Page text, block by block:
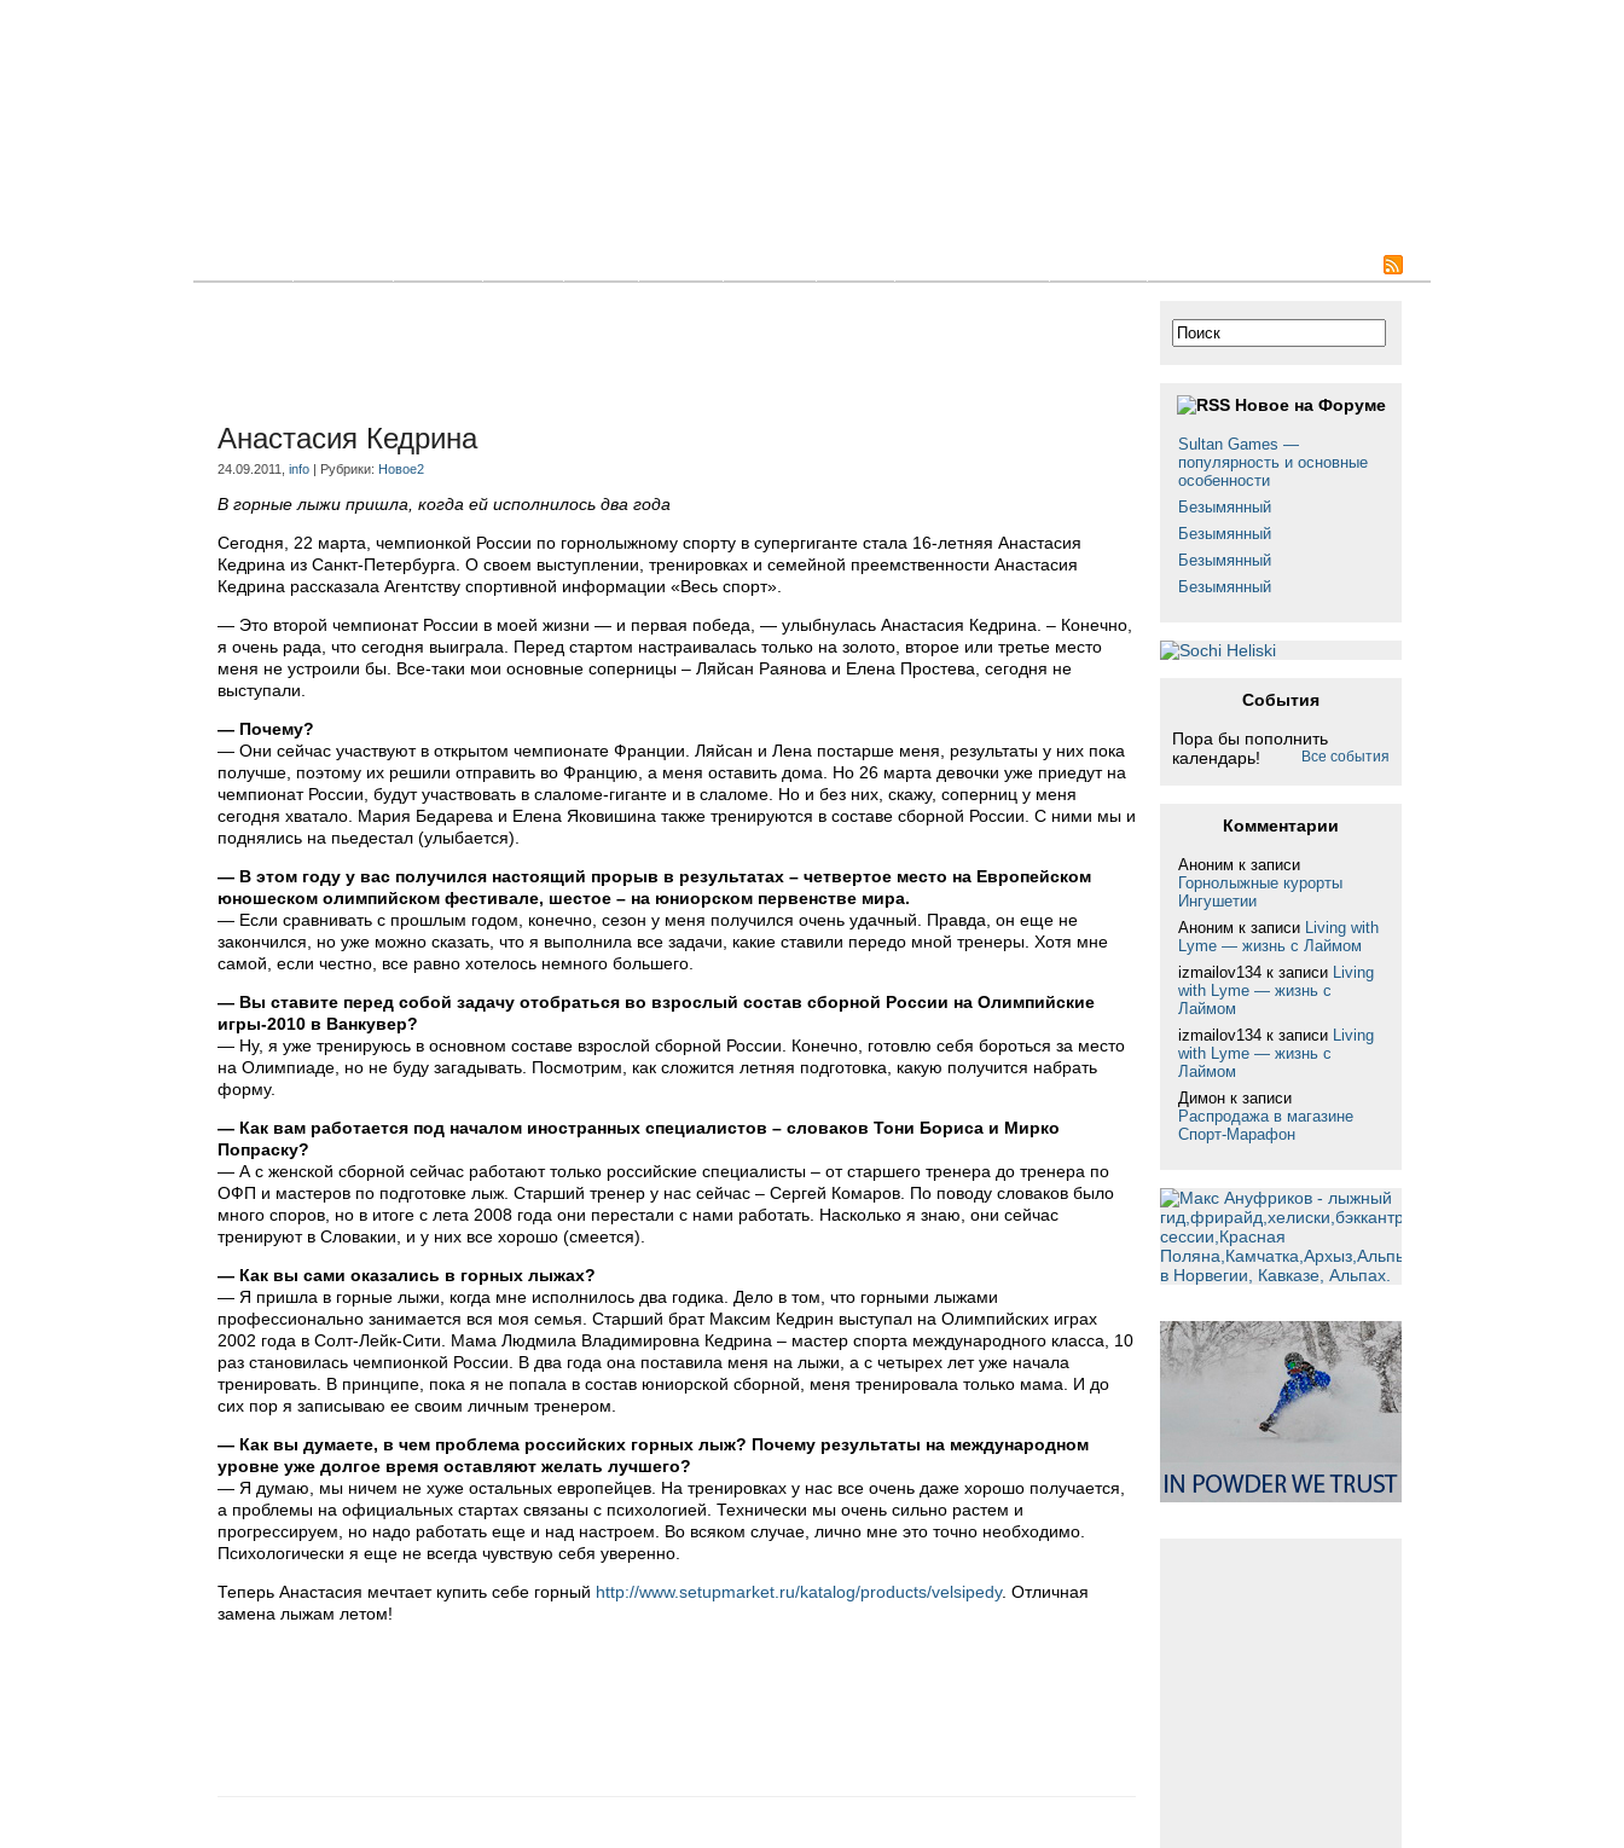
Анастасия Кедрина
24.09.2011, info | Рубрики: Новое2
В горные лыжи пришла, когда ей исполнилось два года
Сегодня, 22 марта, чемпионкой России по горнолыжному спорту в супергиганте стала 16-летняя Анастасия
Кедрина из Санкт-Петербурга. О своем выступлении, тренировках и семейной преемственности Анастасия
Кедрина рассказала Агентству спортивной информации «Весь спорт».
— Это второй чемпионат России в моей жизни — и первая победа, — улыбнулась Анастасия Кедрина. – Конечно,
я очень рада, что сегодня выиграла. Перед стартом настраивалась только на золото, второе или третье место
меня не устроили бы. Все-таки мои основные соперницы – Ляйсан Раянова и Елена Простева, сегодня не
выступали.
— Почему?
— Они сейчас участвуют в открытом чемпионате Франции. Ляйсан и Лена постарше меня, результаты у них пока
получше, поэтому их решили отправить во Францию, а меня оставить дома. Но 26 марта девочки уже приедут на
чемпионат России, будут участвовать в слаломе-гиганте и в слаломе. Но и без них, скажу, соперниц у меня
сегодня хватало. Мария Бедарева и Елена Яковишина также тренируются в составе сборной России. С ними мы и
поднялись на пьедестал (улыбается).
— В этом году у вас получился настоящий прорыв в результатах – четвертое место на Европейском
юношеском олимпийском фестивале, шестое – на юниорском первенстве мира.
— Если сравнивать с прошлым годом, конечно, сезон у меня получился очень удачный. Правда, он еще не
закончился, но уже можно сказать, что я выполнила все задачи, какие ставили передо мной тренеры. Хотя мне
самой, если честно, все равно хотелось немного большего.
— Вы ставите перед собой задачу отобраться во взрослый состав сборной России на Олимпийские
игры-2010 в Ванкувер?
— Ну, я уже тренируюсь в основном составе взрослой сборной России. Конечно, готовлю себя бороться за место
на Олимпиаде, но не буду загадывать. Посмотрим, как сложится летняя подготовка, какую получится набрать
форму.
— Как вам работается под началом иностранных специалистов – словаков Тони Бориса и Мирко
Попраску?
— А с женской сборной сейчас работают только российские специалисты – от старшего тренера до тренера по
ОФП и мастеров по подготовке лыж. Старший тренер у нас сейчас – Сергей Комаров. По поводу словаков было
много споров, но в итоге с лета 2008 года они перестали с нами работать. Насколько я знаю, они сейчас
тренируют в Словакии, и у них все хорошо (смеется).
— Как вы сами оказались в горных лыжах?
— Я пришла в горные лыжи, когда мне исполнилось два годика. Дело в том, что горными лыжами
профессионально занимается вся моя семья. Старший брат Максим Кедрин выступал на Олимпийских играх
2002 года в Солт-Лейк-Сити. Мама Людмила Владимировна Кедрина – мастер спорта международного класса, 10
раз становилась чемпионкой России. В два года она поставила меня на лыжи, а с четырех лет уже начала
тренировать. В принципе, пока я не попала в состав юниорской сборной, меня тренировала только мама. И до
сих пор я записываю ее своим личным тренером.
— Как вы думаете, в чем проблема российских горных лыж? Почему результаты на международном
уровне уже долгое время оставляют желать лучшего?
— Я думаю, мы ничем не хуже остальных европейцев. На тренировках у нас все очень даже хорошо получается,
а проблемы на официальных стартах связаны с психологией. Технически мы очень сильно растем и
прогрессируем, но надо работать еще и над настроем. Во всяком случае, лично мне это точно необходимо.
Психологически я еще не всегда чувствую себя уверенно.
Теперь Анастасия мечтает купить себе горный http://www.setupmarket.ru/katalog/products/velsipedy. Отличная
замена лыжам летом!
Новое на Форуме
Sultan Games —
популярность и основные
особенности
Безымянный
Безымянный
Безымянный
Безымянный
События
Пора бы пополнить
календарь!
Все события
Комментарии
Аноним к записи
Горнолыжные курорты
Ингушетии
Аноним к записи
Living with
Lyme — жизнь с Лаймом
izmailov134 к записи
Living
with Lyme — жизнь с
Лаймом
izmailov134 к записи
Living
with Lyme — жизнь с
Лаймом
Димон к записи
Распродажа в магазине
Спорт-Марафон